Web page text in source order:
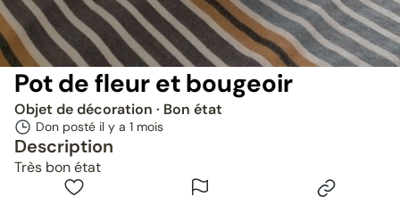
Pot de fleur et bougeoir
Objet de décoration · Bon état
Don posté il y a 1 mois
Description
Très bon état